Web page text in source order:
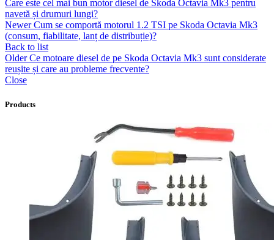
Care este cel mai bun motor diesel de Skoda Octavia Mk3 pentru
navetă și drumuri lungi?
Newer Cum se comportă motorul 1.2 TSI pe Skoda Octavia Mk3
(consum, fiabilitate, lanț de distribuție)?
Back to list
Older Ce motoare diesel de pe Skoda Octavia Mk3 sunt considerate
reușite și care au probleme frecvente?
Close
Products